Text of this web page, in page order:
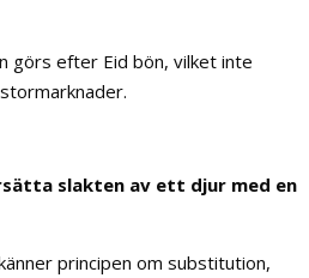
görs efter Eid bön, vilket inte
slakten av ett djur med en
principen om substitution,